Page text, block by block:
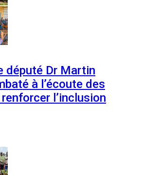
député Dr Martin
à l’écoute des
l’inclusion